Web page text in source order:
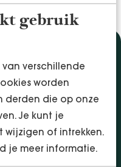
gebruik
verschillende
worden
derden die op onze
Je kunt je
wijzigen of intrekken.
je meer informatie.